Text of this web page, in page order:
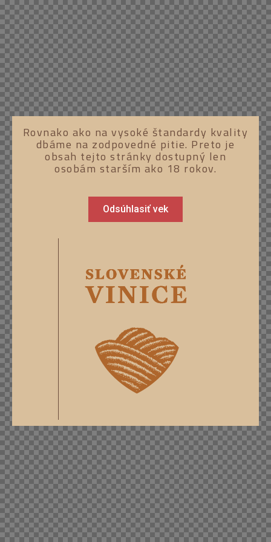
Rovnako ako na vysoké štandardy kvality
dbáme na zodpovedné pitie. Preto je
obsah tejto stránky dostupný len
osobám starším ako 18 rokov.
Odsúhlasiť vek